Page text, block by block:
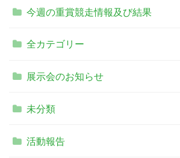
今週の重賞競走情報及び結果
全カテゴリー
展示会のお知らせ
未分類
活動報告